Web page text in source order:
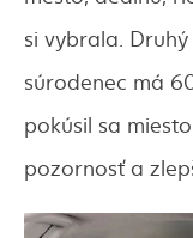
si vybrala.
súrodenec má
pokúsil sa
pozornosť a